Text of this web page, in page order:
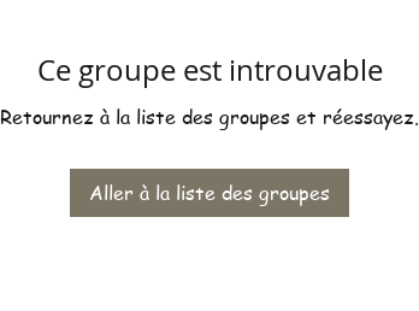
Ce groupe est introuvable
Retournez à la liste des groupes et réessayez.
Aller à la liste des groupes